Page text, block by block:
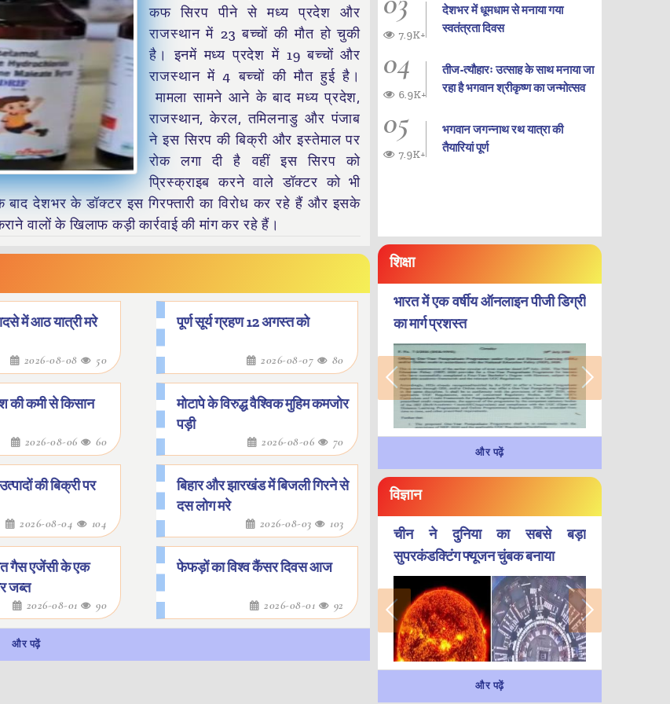
कफ सिरप पीने से मध्य प्रदेश और
राजस्थान में 23 बच्चों की मौत हो चुकी
है। इनमें मध्य प्रदेश में 19 बच्चों और
राजस्थान में 4 बच्चों की मौत हुई है।
मामला सामने आने के बाद मध्य प्रदेश,
राजस्थान, केरल, तमिलनाडु और पंजाब
ने इस सिरप की बिक्री और इस्तेमाल पर
रोक लगा दी है वहीं इस सिरप को
प्रिस्क्राइब करने वाले डॉक्टर को भी
बाद देशभर के डॉक्टर इस गिरफ्तारी का विरोध कर रहे हैं और इसके
वालों के खिलाफ कड़ी कार्रवाई की मांग कर रहे हैं।
में आठ यात्री मरे
2026-08-08 50
पूर्ण सूर्य ग्रहण 12 अगस्त को
2026-08-07 80
की कमी से किसान
2026-08-06 60
मोटापे के विरुद्ध वैश्विक मुहिम कमजोर
पड़ी
2026-08-06 70
की बिक्री पर
2026-08-04 104
बिहार और झारखंड में बिजली गिरने से
दस लोग मरे
2026-08-03 103
गैस एजेंसी के एक
जब्त
2026-08-01 90
फेफड़ों का विश्व कैंसर दिवस आज
2026-08-01 92
और पढ़ें
देशभर में धूमधाम से मनाया गया
स्वतंत्रता दिवस
7.9K+
04
तीज-त्यौहारः उत्साह के साथ मनाया जा
रहा है भगवान श्रीकृष्ण का जन्‍मोत्‍सव
6.9K+
05
भगवान जगन्नाथ रथ यात्रा की
तैयारियां पूर्ण
7.9K+
शिक्षा
भारत में एक वर्षीय ऑनलाइन पीजी डिग्री
का मार्ग प्रशस्त
और पढ़ें
विज्ञान
चीन ने दुनिया का सबसे बड़ा
सुपरकंडक्टिंग फ्यूजन चुंबक बनाया
और पढ़ें